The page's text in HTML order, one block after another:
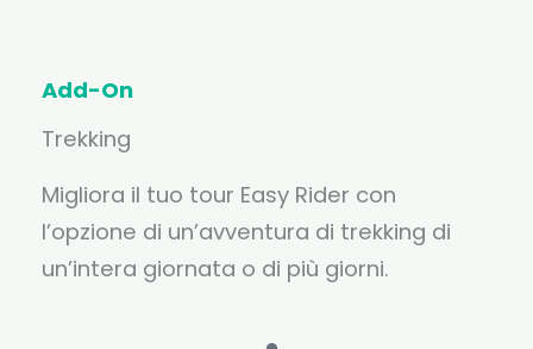
Add-On
Trekking
Migliora il tuo tour Easy Rider con
l’opzione di un’avventura di trekking di
un’intera giornata o di più giorni.